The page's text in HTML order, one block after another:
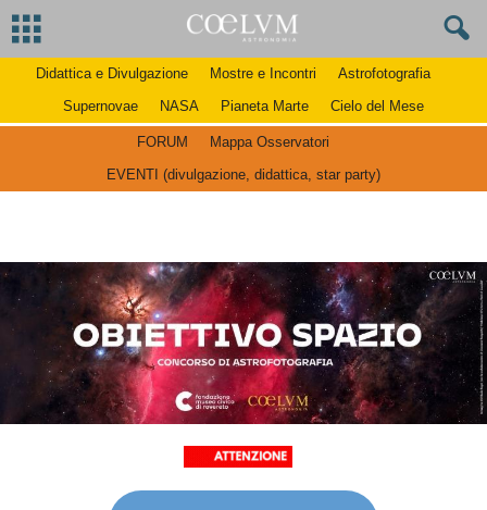
Didattica e Divulgazione Mostre e Incontri
Astrofotografia
Supernovae
NASA Pianeta Marte Cielo del Mese
FORUM
Mappa Osservatori
EVENTI (divulgazione, didattica, star party)